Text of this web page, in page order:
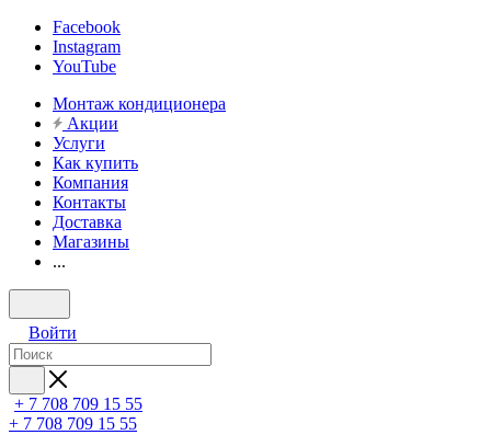
Facebook
Instagram
YouTube
Монтаж кондиционера
Акции
Услуги
Как купить
Компания
Контакты
Доставка
Магазины
...
Войти
+ 7 708 709 15 55
+ 7 708 709 15 55